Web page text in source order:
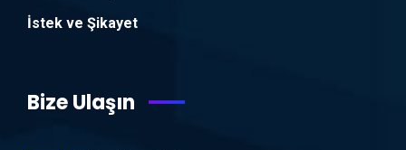
İstek ve Şikayet
Bize Ulaşın